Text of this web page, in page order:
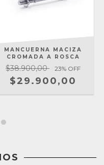
MANCUERNA MACIZA
CROMADA A ROSCA
$38.900,00 23% OFF
$29.900,00